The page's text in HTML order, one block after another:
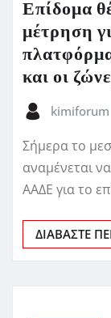
Επίδομα
μέτρηση
και οι
kimiforum
Σήμερα το
αναμένεται
ΑΑΔΕ για το
ΔΙΑΒΆΣΤΕ